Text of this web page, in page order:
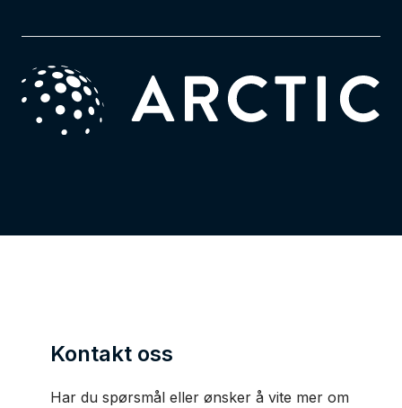
Kontakt oss
Har du spørsmål eller ønsker å vite mer om